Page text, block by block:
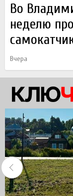
Во
неделю
Вчера